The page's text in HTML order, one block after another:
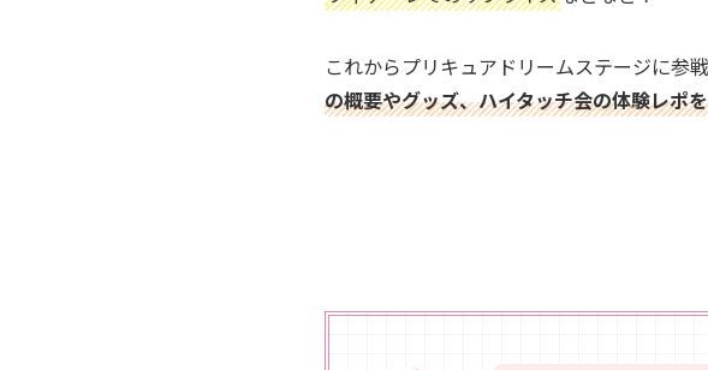
これからプリキュアドリームステージに参
の概要やグッズ、ハイタッチ会の体験レポ